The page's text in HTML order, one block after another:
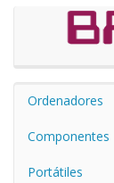
Ordenadores
Componentes
Portátiles